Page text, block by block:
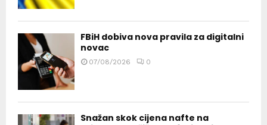
FBiH dobiva nova pravila za digitalni
novac
07/08/2026 0
Snažan skok cijena nafte na